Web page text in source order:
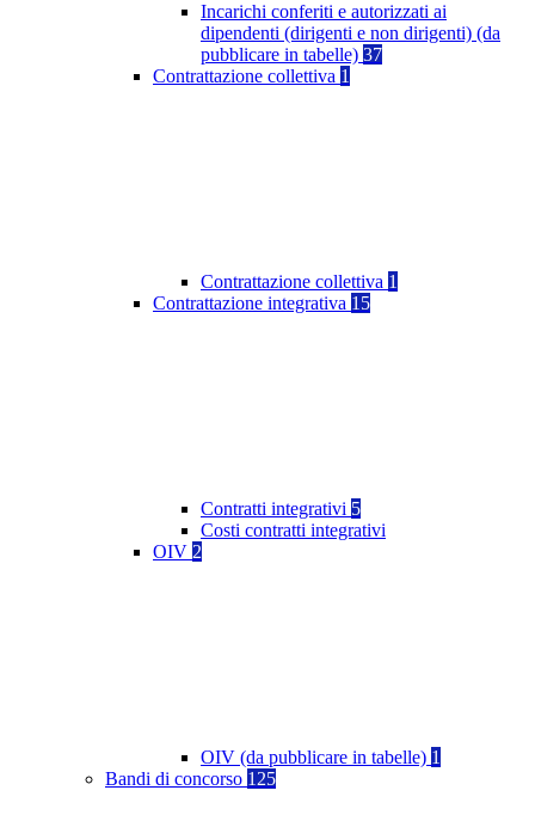
Incarichi conferiti e autorizzati ai
dipendenti (dirigenti e non dirigenti) (da
pubblicare in tabelle) 37
Contrattazione collettiva 1
Contrattazione collettiva 1
Contrattazione integrativa 15
Contratti integrativi 5
Costi contratti integrativi
OIV 2
OIV (da pubblicare in tabelle) 1
Bandi di concorso 125